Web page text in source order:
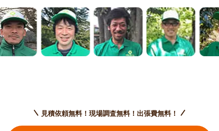
見積依頼無料！現場調査無料！出張費無料！